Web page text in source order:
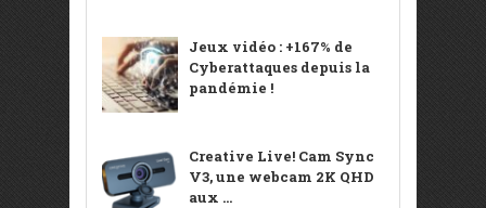
Jeux vidéo : +167% de
Cyberattaques depuis la
pandémie !
Creative Live! Cam Sync
V3, une webcam 2K QHD
aux ...